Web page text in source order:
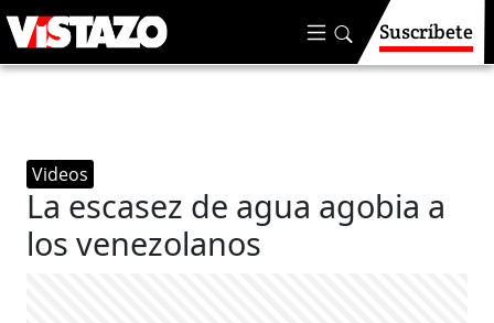
Suscríbete
Videos
La escasez de agua agobia a
los venezolanos